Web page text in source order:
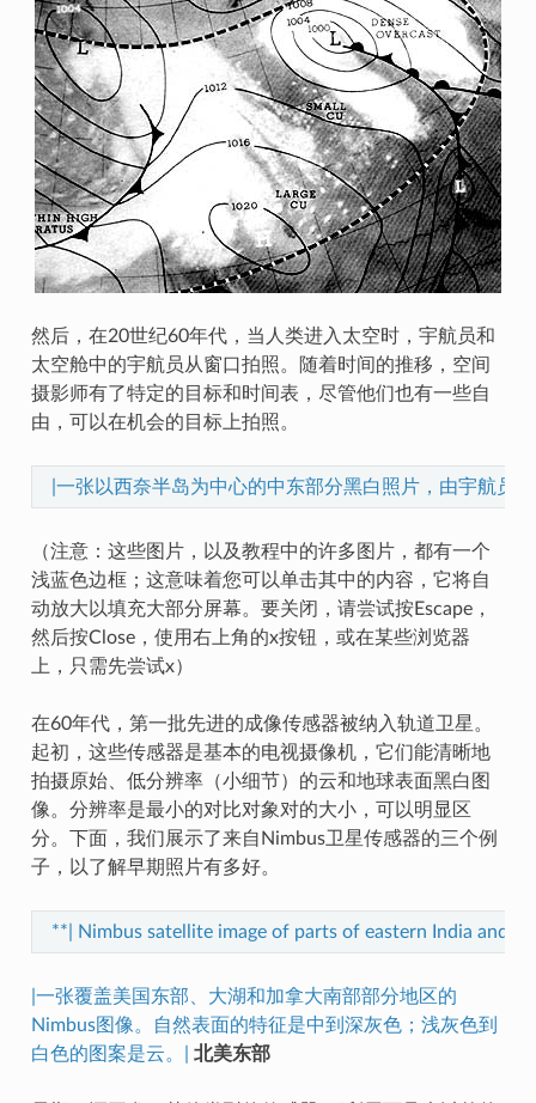
然后，在20世纪60年代，当人类进入太空时，宇航员和
太空舱中的宇航员从窗口拍照。随着时间的推移，空间
摄影师有了特定的目标和时间表，尽管他们也有一些自
由，可以在机会的目标上拍照。
|一张以西奈半岛为中心的中东部分黑白照片，由宇航员
（注意：这些图片，以及教程中的许多图片，都有一个
浅蓝色边框；这意味着您可以单击其中的内容，它将自
动放大以填充大部分屏幕。要关闭，请尝试按Escape，
然后按Close，使用右上角的x按钮，或在某些浏览器
上，只需先尝试x）
在60年代，第一批先进的成像传感器被纳入轨道卫星。
起初，这些传感器是基本的电视摄像机，它们能清晰地
拍摄原始、低分辨率（小细节）的云和地球表面黑白图
像。分辨率是最小的对比对象对的大小，可以明显区
分。下面，我们展示了来自Nimbus卫星传感器的三个例
子，以了解早期照片有多好。
**| Nimbus satellite image of parts of eastern India and
|一张覆盖美国东部、大湖和加拿大南部部分地区的
Nimbus图像。自然表面的特征是中到深灰色；浅灰色到
白色的图案是云。|
北美东部